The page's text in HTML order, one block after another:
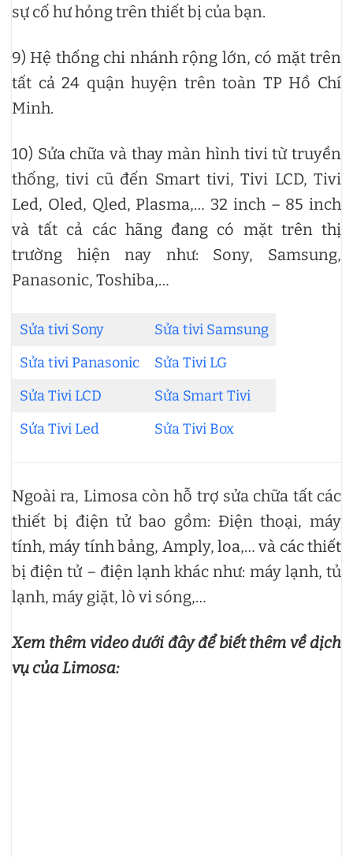
sự cố hư hỏng trên thiết bị của bạn.
9) Hệ thống chi nhánh rộng lớn, có mặt trên
tất cả 24 quận huyện trên toàn TP Hồ Chí
Minh.
10) Sửa chữa và thay màn hình tivi từ truyền
thống, tivi cũ đến Smart tivi, Tivi LCD, Tivi
Led, Oled, Qled, Plasma,… 32 inch – 85 inch
và tất cả các hãng đang có mặt trên thị
trường hiện nay như: Sony, Samsung,
Panasonic, Toshiba,…
Sửa tivi Sony
Sửa tivi Samsung
Sửa tivi Panasonic
Sửa Tivi LG
Sửa Tivi LCD
Sửa Smart Tivi
Sửa Tivi Led
Sửa Tivi Box
Ngoài ra, Limosa còn hỗ trợ sửa chữa tất các
thiết bị điện tử bao gồm: Điện thoại, máy
tính, máy tính bảng, Amply, loa,… và các thiết
bị điện tử – điện lạnh khác như: máy lạnh, tủ
lạnh, máy giặt, lò vi sóng,…
Xem thêm video dưới đây để biết thêm về dịch
vụ của Limosa: